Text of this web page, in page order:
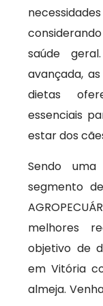
saúde
avançada,
dietas
essenciais
estar dos
Sendo
segmento de
melhores
objetivo de
em Vitória
almeja.